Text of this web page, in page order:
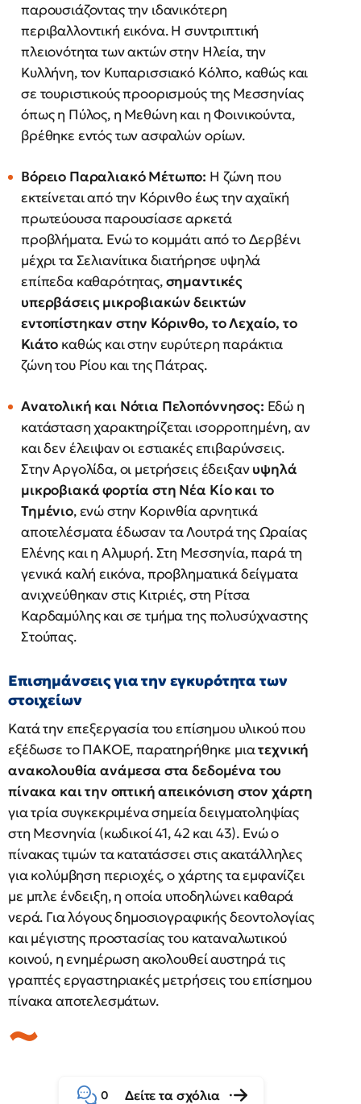
παρουσιάζοντας την ιδανικότερη
περιβαλλοντική εικόνα. Η συντριπτική
πλειονότητα των ακτών στην Ηλεία, την
Κυλλήνη, τον Κυπαρισσιακό Κόλπο, καθώς και
σε τουριστικούς προορισμούς της Μεσσηνίας
όπως η Πύλος, η Μεθώνη και η Φοινικούντα,
βρέθηκε εντός των ασφαλών ορίων.
Βόρειο Παραλιακό Μέτωπο: Η ζώνη που
εκτείνεται από την Κόρινθο έως την αχαϊκή
πρωτεύουσα παρουσίασε αρκετά
προβλήματα. Ενώ το κομμάτι από το Δερβένι
μέχρι τα Σελιανίτικα διατήρησε υψηλά
επίπεδα καθαρότητας,σημαντικές
υπερβάσεις μικροβιακών δεικτών
εντοπίστηκαν στην Κόρινθο, το Λεχαίο, το
Κιάτο καθώς και στην ευρύτερη παράκτια
ζώνη του Ρίου και της Πάτρας.
Ανατολική και Νότια Πελοπόννησος: Εδώ η
κατάσταση χαρακτηρίζεται ισορροπημένη, αν
και δεν έλειψαν οι εστιακές επιβαρύνσεις.
Στην Αργολίδα, οι μετρήσεις έδειξανυψηλά
μικροβιακά φορτία στη Νέα Κίο και το
Τημένιο, ενώ στην Κορινθία αρνητικά
αποτελέσματα έδωσαν τα Λουτρά της Ωραίας
Ελένης και η Αλμυρή. Στη Μεσσηνία, παρά τη
γενικά καλή εικόνα, προβληματικά δείγματα
ανιχνεύθηκαν στις Κιτριές, στη Ρίτσα
Καρδαμύλης και σε τμήμα της πολυσύχναστης
Στούπας.
Επισημάνσεις για την εγκυρότητα των
στοιχείων
Κατά την επεξεργασία του επίσημου υλικού που
εξέδωσε το ΠΑΚΟΕ, παρατηρήθηκε μιατεχνική
ανακολουθία ανάμεσα στα δεδομένα του
πίνακα και την οπτική απεικόνιση στον χάρτη
για τρία συγκεκριμένα σημεία δειγματοληψίας
στη Μεσνηνία (κωδικοί 41, 42 και 43). Ενώ ο
πίνακας τιμών τα κατατάσσει στις ακατάλληλες
για κολύμβηση περιοχές, ο χάρτης τα εμφανίζει
με μπλε ένδειξη, η οποία υποδηλώνει καθαρά
νερά. Για λόγους δημοσιογραφικής δεοντολογίας
και μέγιστης προστασίας του καταναλωτικού
κοινού, η ενημέρωση ακολουθεί αυστηρά τις
γραπτές εργαστηριακές μετρήσεις του επίσημου
πίνακα αποτελεσμάτων.
0 Δείτε τα σχόλια